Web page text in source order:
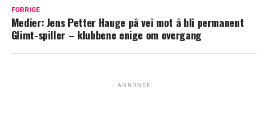
FORRIGE
Medier: Jens Petter Hauge på vei mot å bli permanent
Glimt-spiller – klubbene enige om overgang
ANNONSE